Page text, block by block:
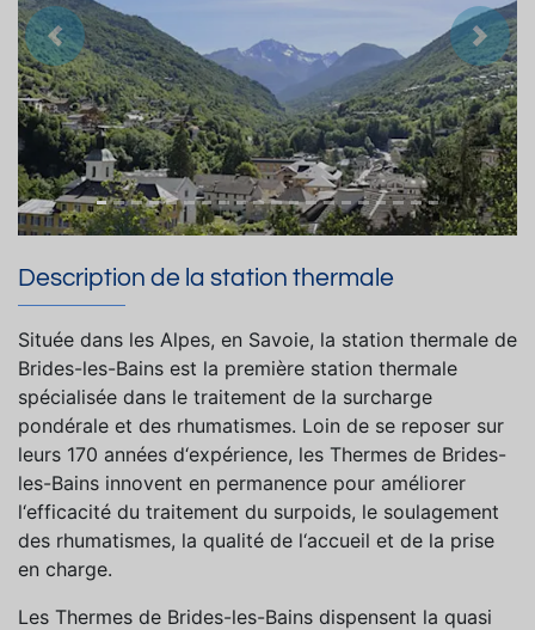
Précedent
Description de la station thermale
Située dans les Alpes, en Savoie, la station thermale de
Brides-les-Bains est la première station thermale
spécialisée dans le traitement de la surcharge
pondérale et des rhumatismes. Loin de se reposer sur
leurs 170 années d‘expérience, les Thermes de Brides-
les-Bains innovent en permanence pour améliorer
l‘efficacité du traitement du surpoids, le soulagement
des rhumatismes, la qualité de l‘accueil et de la prise
en charge.
Les Thermes de Brides-les-Bains dispensent la quasi